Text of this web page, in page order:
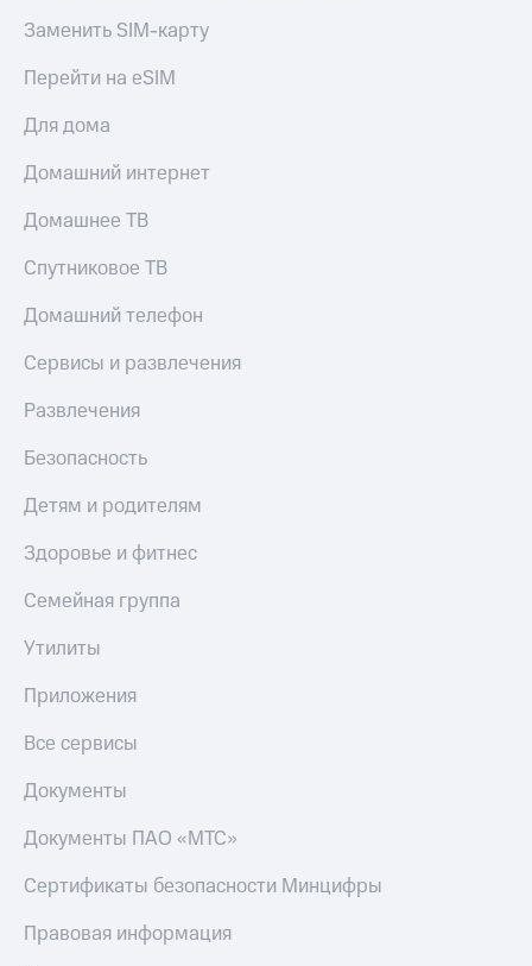
Заменить SIM-карту
Перейти на eSIM
Для дома
Домашний интернет
Домашнее ТВ
Спутниковое ТВ
Домашний телефон
Сервисы и развлечения
Развлечения
Безопасность
Детям и родителям
Здоровье и фитнес
Семейная группа
Утилиты
Приложения
Все сервисы
Документы
Документы ПАО «МТС»
Сертификаты безопасности Минцифры
Правовая информация